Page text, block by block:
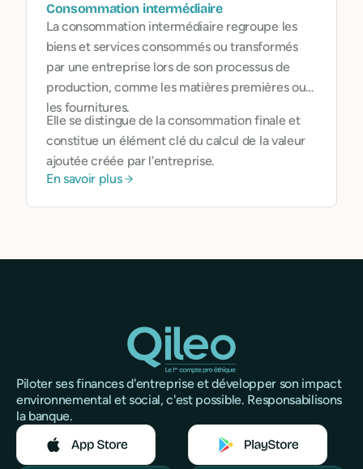
Consommation intermédiaire
La consommation intermédiaire regroupe les
biens et services consommés ou transformés
par une entreprise lors de son processus de
production, comme les matières premières ou
les fournitures.
Elle se distingue de la consommation finale et
constitue un élément clé du calcul de la valeur
ajoutée créée par l'entreprise.
En savoir plus
Piloter ses finances d'entreprise et développer son impact
environnemental et social, c'est possible. Responsabilisons
la banque.